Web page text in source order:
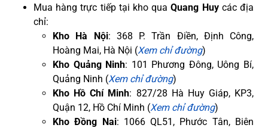
Mua hàng trực tiếp tại kho quaQuang Huycác địa
chỉ:
Kho Hà Nội: 368 P. Trần Điền, Định Công,
Hoàng Mai, Hà Nội (Xem chỉ đường)
Kho Quảng Ninh: 101 Phương Đông, Uông Bí,
Quảng Ninh (Xem chỉ đường)
Kho Hồ Chí Minh: 827/28 Hà Huy Giáp, KP3,
Quận 12, Hồ Chí Minh (Xem chỉ đường)
Kho Đồng Nai: 1066 QL51, Phước Tân, Biên